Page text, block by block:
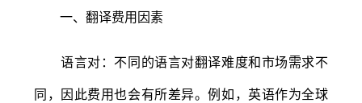
一、翻译费用因素
语言对：不同的语言对翻译难度和市场需求不
同，因此费用也会有所差异。例如，英语作为全球